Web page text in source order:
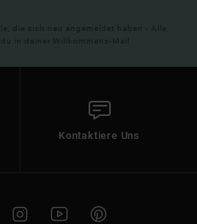
die sich neu angemeldet haben - Alle
in deiner Willkommens-Mail
Kontaktiere Uns